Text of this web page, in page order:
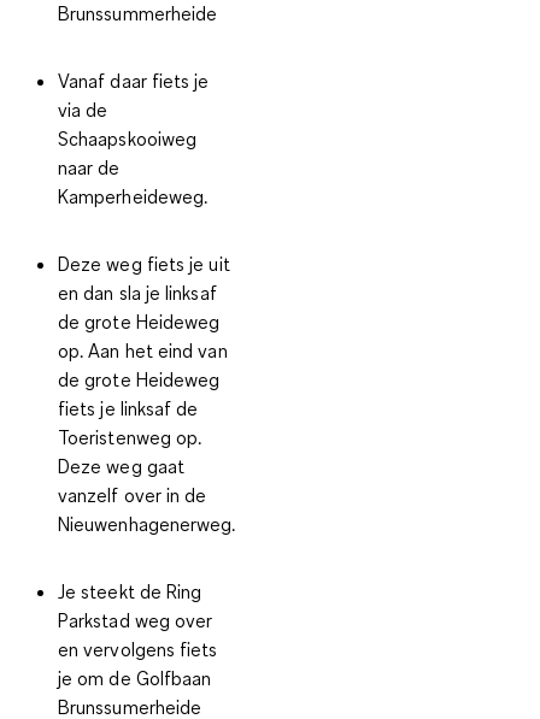
Brunssummerheide
Vanaf daar fiets je
via de
Schaapskooiweg
naar de
Kamperheideweg.
Deze weg fiets je uit
en dan sla je linksaf
de grote Heideweg
op. Aan het eind van
de grote Heideweg
fiets je linksaf de
Toeristenweg op.
Deze weg gaat
vanzelf over in de
Nieuwenhagenerweg.
Je steekt de Ring
Parkstad weg over
en vervolgens fiets
je om de Golfbaan
Brunssumerheide